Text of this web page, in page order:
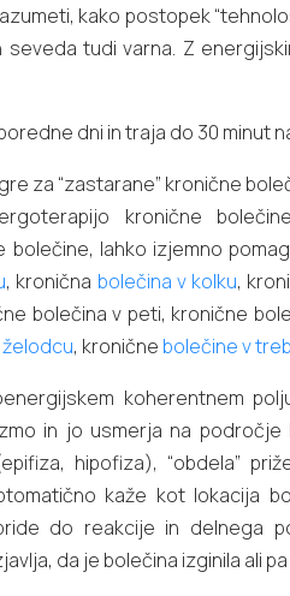
kako postopek
tudi varna. Z
dni in traja do 30 minut
za “zastarane” kronične
kronične
lahko izjemno
, kronična bolečina v kolku,
bolečina v peti, kronične
, kronične bolečine v
koherentnem
in jo usmerja na
hipofiza), “obdela”
kaže kot lokacija
do reakcije in delnega
da je bolečina izginila ali